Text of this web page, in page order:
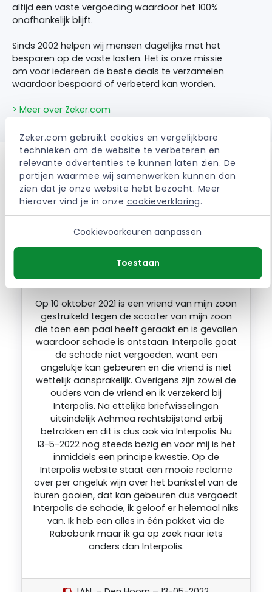
Zeker.com gebruikt cookies en vergelijkbare
technieken om de website te verbeteren en
relevante advertenties te kunnen laten zien. De
partijen waarmee wij samenwerken kunnen dan
zien dat je onze website hebt bezocht. Meer
hierover vind je in onze cookieverklaring.
Cookievoorkeuren aanpassen
Toestaan
altijd een vaste vergoeding waardoor het 100%
onafhankelijk blijft.
Sinds 2002 helpen wij mensen dagelijks met het
besparen op de vaste lasten. Het is onze missie
om voor iedereen de beste deals te verzamelen
waardoor bespaard of verbeterd kan worden.
> Meer over Zeker.com
Ervaringen met de
Interpolis
Aansprakelijkheidsverzekeri
ng
Op 10 oktober 2021 is een vriend van mijn zoon
gestruikeld tegen de scooter van mijn zoon
die toen een paal heeft geraakt en is gevallen
waardoor schade is ontstaan. Interpolis gaat
de schade niet vergoeden, want een
ongelukje kan gebeuren en die vriend is niet
wettelijk aansprakelijk. Overigens zijn zowel de
ouders van de vriend en ik verzekerd bij
Interpolis. Na ettelijke briefwisselingen
uiteindelijk Achmea rechtsbijstand erbij
betrokken en dit is dus ook via Interpolis. Nu
13-5-2022 nog steeds bezig en voor mij is het
inmiddels een principe kwestie. Op de
Interpolis website staat een mooie reclame
over per ongeluk wijn over het bankstel van de
buren gooien, dat kan gebeuren dus vergoedt
Interpolis de schade, ik geloof er helemaal niks
van. Ik heb een alles in één pakket via de
Rabobank maar ik ga op zoek naar iets
anders dan Interpolis.